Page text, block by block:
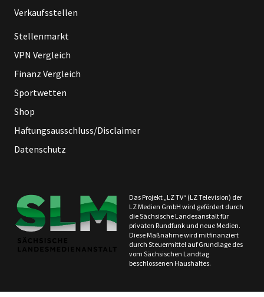
Verkaufsstellen
Stellenmarkt
VPN Vergleich
Finanz Vergleich
Sportwetten
Shop
Haftungsausschluss/Disclaimer
Datenschutz
Das Projekt „LZ TV“ (LZ Television) der
LZ Medien GmbH wird gefördert durch
die Sächsische Landesanstalt für
privaten Rundfunk und neue Medien.
Diese Maßnahme wird mitfinanziert
durch Steuermittel auf Grundlage des
vom Sächsischen Landtag
beschlossenen Haushaltes.